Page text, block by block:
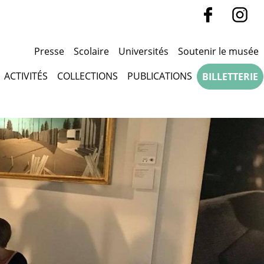
Presse Scolaire Universités Soutenir le musée
ACTIVITÉS COLLECTIONS PUBLICATIONS BILLETTERIE